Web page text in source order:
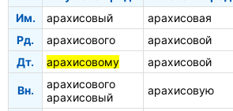
Им.
арахисовый арахисовая
Рд.
арахисового арахисовой
Дт.
арахисовому арахисовой
Вн.
арахисового
арахисовый
арахисовую